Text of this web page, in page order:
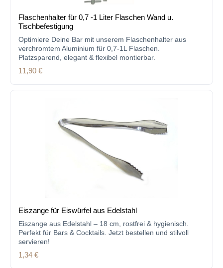
Flaschenhalter für 0,7 -1 Liter Flaschen Wand u.
Tischbefestigung
Optimiere Deine Bar mit unserem Flaschenhalter aus
verchromtem Aluminium für 0,7-1L Flaschen.
Platzsparend, elegant & flexibel montierbar.
Regulärer Preis:
11,90 €
Eiszange für Eiswürfel aus Edelstahl
Eiszange aus Edelstahl – 18 cm, rostfrei & hygienisch.
Perfekt für Bars & Cocktails. Jetzt bestellen und stilvoll
servieren!
Regulärer Preis:
1,34 €